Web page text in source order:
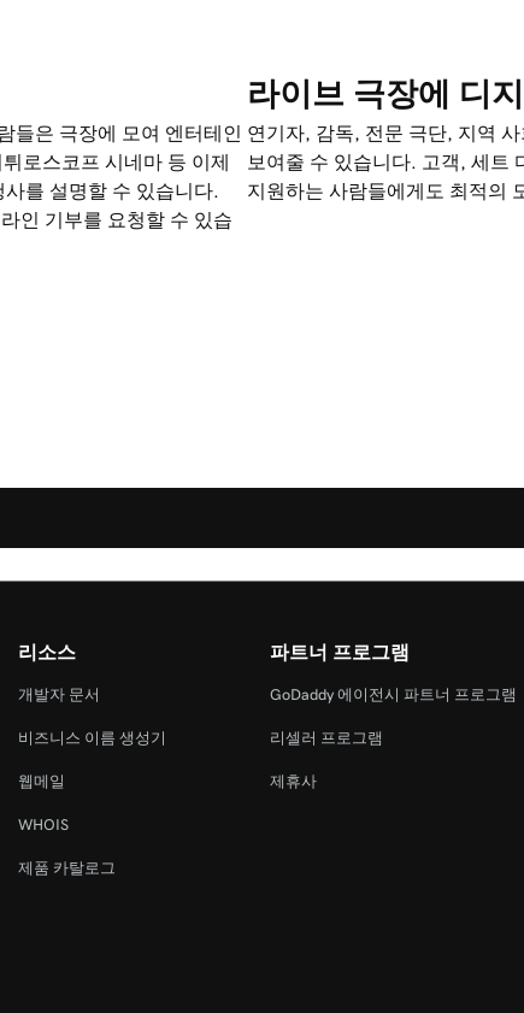
들은 극장에 모여 엔터테인
로스코프 시네마 등 이제
를 설명할 수 있습니다.
인 기부를 요청할 수 있습
라이브 극장에 디
연기자, 감독, 전문 극단, 지역 사
보여줄 수 있습니다. 고객, 세트
지원하는 사람들에게도 최적의
리소스
개발자 문서
비즈니스 이름 생성기
웹메일
WHOIS
제품 카탈로그
파트너 프로그램
GoDaddy 에이전시 파트너 프로그램
리셀러 프로그램
제휴사